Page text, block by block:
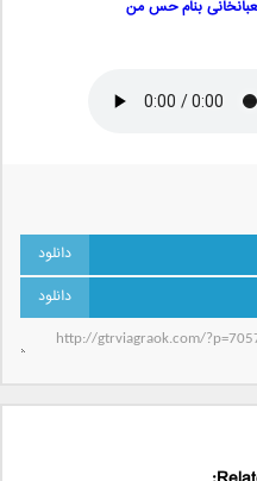
بنام حس من